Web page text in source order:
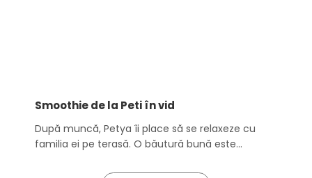
Smoothie de la Peti în vid
După muncă, Petya îi place să se relaxeze cu
familia ei pe terasă. O băutură bună este